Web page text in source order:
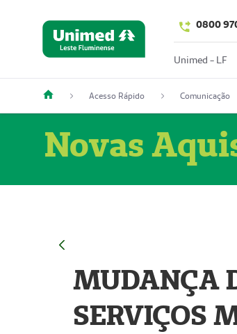
0800
Unimed - LF
Acesso Rápido Comunicação
Novas
MUDANÇA
SERVIÇOS